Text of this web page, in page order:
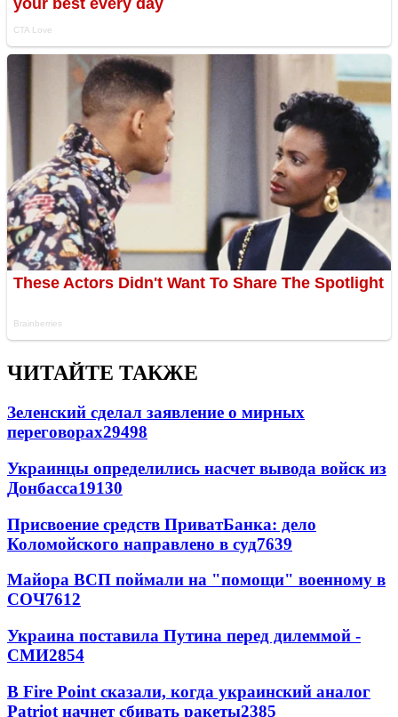
ЧИТАЙТЕ ТАКЖЕ
Зеленский сделал заявление о мирных
переговорах29498
Украинцы определились насчет вывода войск из
Донбасса19130
Присвоение средств ПриватБанка: дело
Коломойского направлено в суд7639
Майора ВСП поймали на "помощи" военному в
СОЧ7612
Украина поставила Путина перед дилеммой -
СМИ2854
В Fire Point сказали, когда украинский аналог
Patriot начнет сбивать ракеты2385